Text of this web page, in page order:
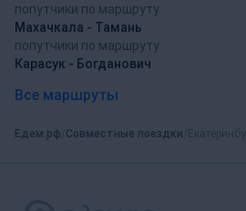
попутчики по маршруту
Махачкала - Тамань
попутчики по маршруту
Карасук - Богданович
Все маршруты
Едем.рф Совместные поездки